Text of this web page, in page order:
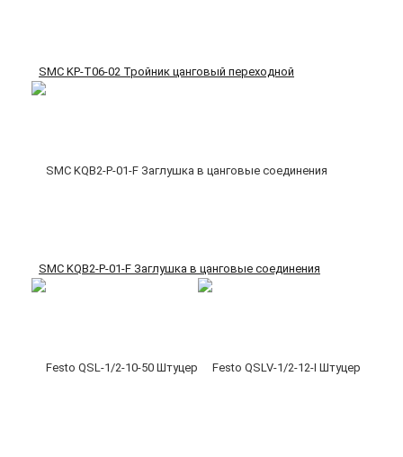
SMC KP-T06-02 Тройник цанговый переходной
SMC KQB2-P-01-F Заглушка в цанговые соединения